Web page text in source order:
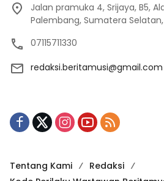
Jalan pramuka 4, Srijaya, B5,
Palembang, Sumatera Selatan,
07115711330
redaksi.beritamusi@gmail.com
Tentang Kami
Redaksi